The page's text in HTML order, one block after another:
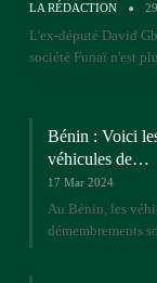
LA RÉDACTION
L'ex-député David
société Funaï n'est
Bénin : Voici
véhicules de…
17 Mar 2024
Au Bénin, les
démembrements